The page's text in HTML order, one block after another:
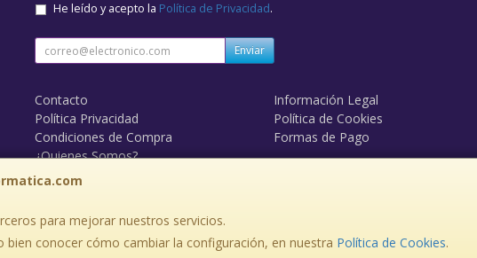
para mejorar nuestros servicios.
conocer cómo cambiar la configuración, en nuestra Política de Cookies.
He leído y acepto la Política de Privacidad.
Enviar
Contacto
Información Legal
Política Privacidad
Política de Cookies
Condiciones de Compra
Formas de Pago
¿Quienes Somos?
, , , , España. - C.I.F.: 33978505F - Tfno: